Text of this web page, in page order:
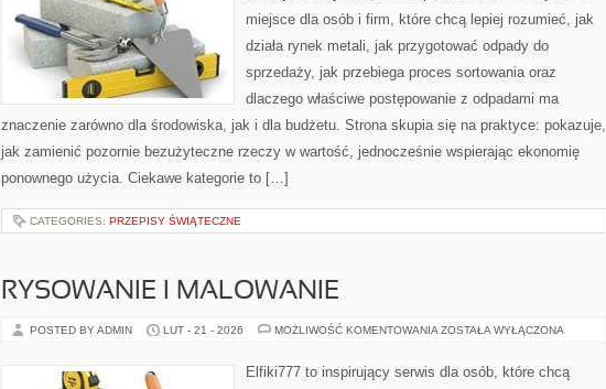
miejsce dla osób i firm, które chcą lepiej rozumieć, jak
działa rynek metali, jak przygotować odpady do
sprzedaży, jak przebiega proces sortowania oraz
dlaczego właściwe postępowanie z odpadami ma
znaczenie zarówno dla środowiska, jak i dla budżetu. Strona skupia się na praktyce: pokazuje,
jak zamienić pozornie bezużyteczne rzeczy w wartość, jednocześnie wspierając ekonomię
ponownego użycia. Ciekawe kategorie to […]
CATEGORIES: PRZEPISY ŚWIĄTECZNE
RYSOWANIE I MALOWANIE
POSTED BY ADMIN LUT - 21 - 2026 MOŻLIWOŚĆ KOMENTOWANIA RYSOWANIE
ZOSTAŁA WYŁĄCZONA
Elfiki777 to inspirujący serwis dla osób, które chcą